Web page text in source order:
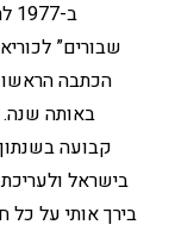
הכתבה
באותה שנה.
קבועה
בישראל
בירך אותי על כל